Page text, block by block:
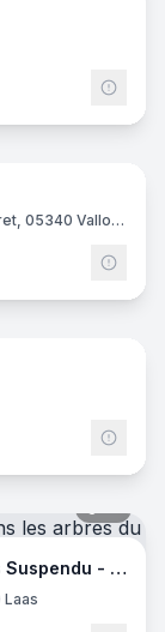
33
49 Chemin du Lys Martagon Lieu-dit, Le Sarret, 05340 Vallouise-Pelvoux
15
Les cabanes dans les arbres du Temps Suspendu - Château de Laàs